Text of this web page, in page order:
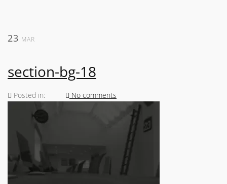
23 MAR
section-bg-18
Posted in: No comments